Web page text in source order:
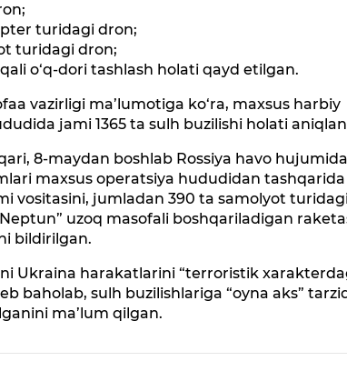
turidagi dron;
turidagi dron;
o‘q-dori tashlash holati qayd etilgan.
vazirligi ma’lumotiga ko‘ra, maxsus harbiy
jami 1365 ta sulh buzilishi holati
8-maydan boshlab Rossiya havo
maxsus operatsiya hududidan tashqarida
vositasini, jumladan 390 ta samolyot
uzoq masofali boshqariladigan
bildirilgan.
Ukraina harakatlarini “terroristik
baholab, sulh buzilishlariga “oyna aks”
ma’lum qilgan.